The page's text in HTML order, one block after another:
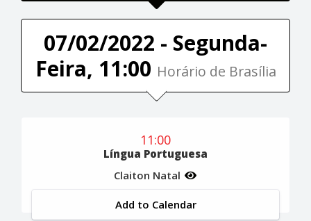
07/02/2022 - Segunda-
Feira, 11:00 Horário de Brasília
11:00
Língua Portuguesa
Claiton Natal
Add to Calendar